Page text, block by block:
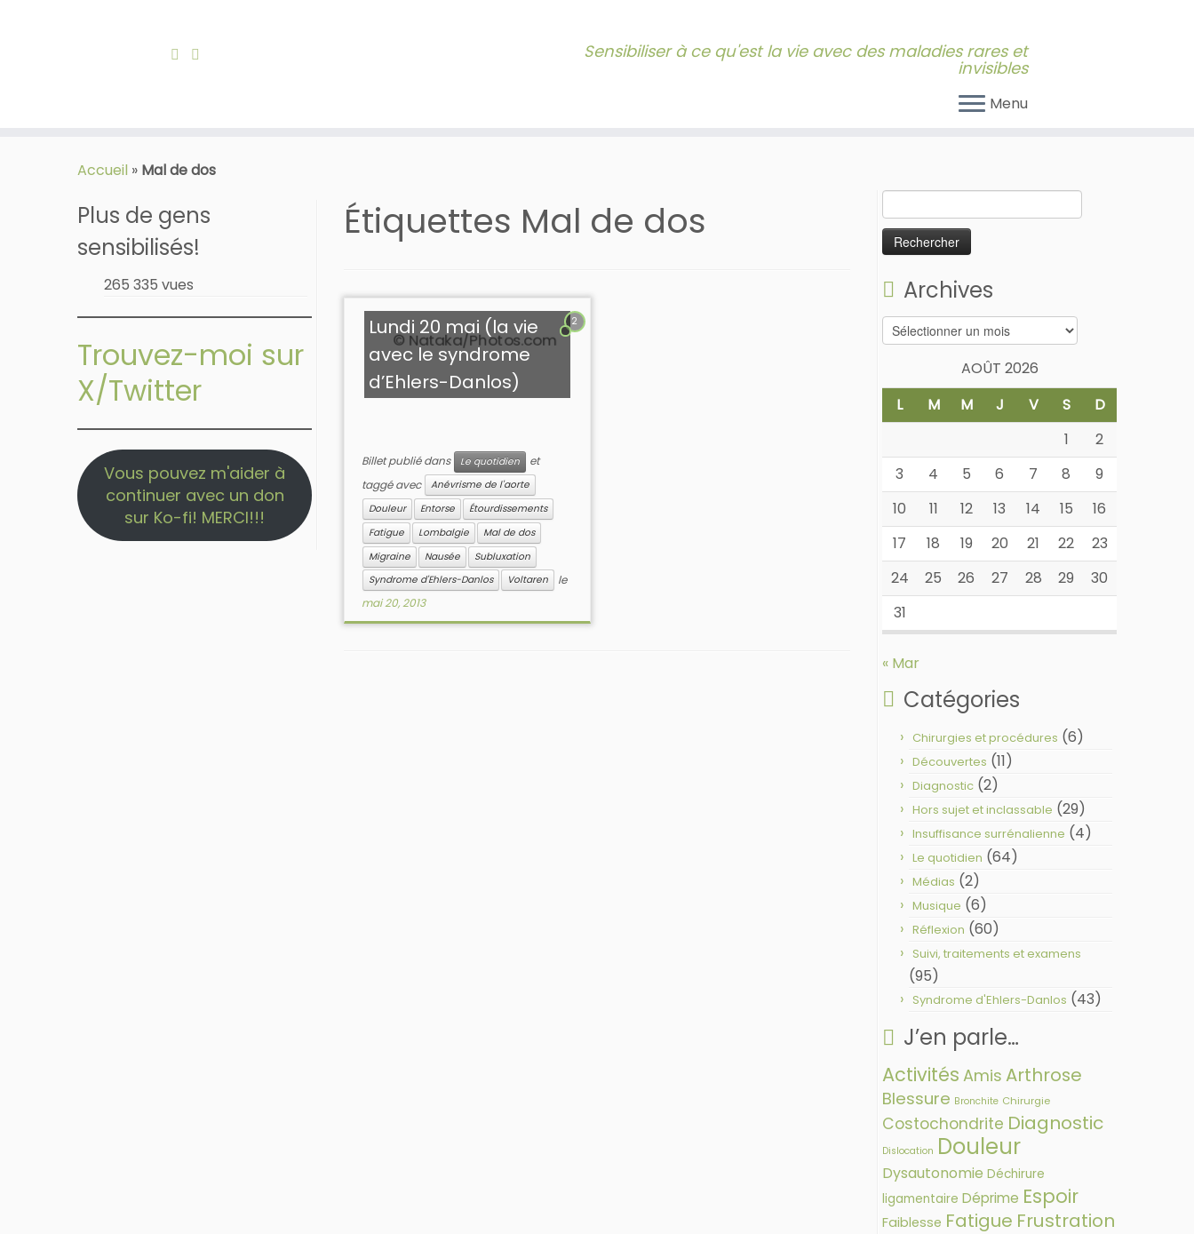
Sensibiliser à ce qu'est la vie avec des maladies rares et
invisibles
Menu
Accueil » Mal de dos
Plus de gens
sensibilisés!
265 335 vues
Trouvez-moi sur
X/Twitter
Vous pouvez m'aider à
continuer avec un don
sur Ko-fi! MERCI!!!
Étiquettes Mal de dos
2
Lundi 20 mai (la vie
avec le syndrome
d’Ehlers-Danlos)
Billet publié dans Le quotidien
et
taggé avec
Anévrisme de l'aorte
Douleur
Entorse
Étourdissements
Fatigue
Lombalgie
Mal de dos
Migraine
Nausée
Subluxation
Syndrome d'Ehlers-Danlos
Voltaren
le
mai 20, 2013
Archives
Archives
AOÛT 2026
L
M M J V S
D
1
2
3
4 5 6 7 8
9
10
11 12 13 14 15
16
17
18 19 20 21 22
23
24
25 26 27 28 29
30
31
« Mar
Catégories
Chirurgies et procédures (6)
Découvertes (11)
Diagnostic (2)
Hors sujet et inclassable (29)
Insuffisance surrénalienne (4)
Le quotidien (64)
Médias (2)
Musique (6)
Réflexion (60)
Suivi, traitements et examens
(95)
Syndrome d'Ehlers-Danlos (43)
J’en parle…
Activités Amis Arthrose
Blessure Bronchite Chirurgie
Costochondrite Diagnostic
Dislocation Douleur
Dysautonomie Déchirure
ligamentaire Déprime Espoir
Faiblesse Fatigue Frustration